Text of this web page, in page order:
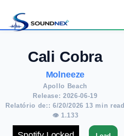
Cali Cobra
Molneeze
Apollo Beach
Release: 2026-06-19
Relatório de:: 6/20/2026 13 min read
👁 1.133